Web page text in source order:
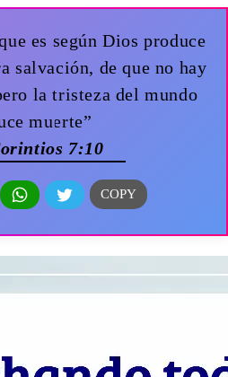
es según Dios produce
salvación, de que no hay
la tristeza del mundo
muerte”
7:10